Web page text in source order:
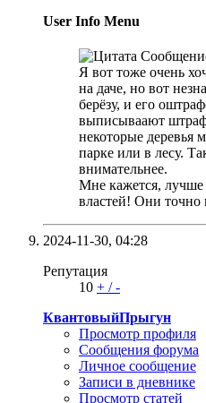
User Info Menu
Я вот тоже очень
на даче, но вот
берёзу, и его
выписываают
некоторые деревья
парке или в лесу.
внимательнее.
Мне кажется, лучше
властей! Они точно
2024-11-30, 04:28
Репутация
10 + /-
КвантовыйПрыгун
Просмотр профиля
Сообщения форума
Личное сообщение
Записи в дневнике
Просмотр статей